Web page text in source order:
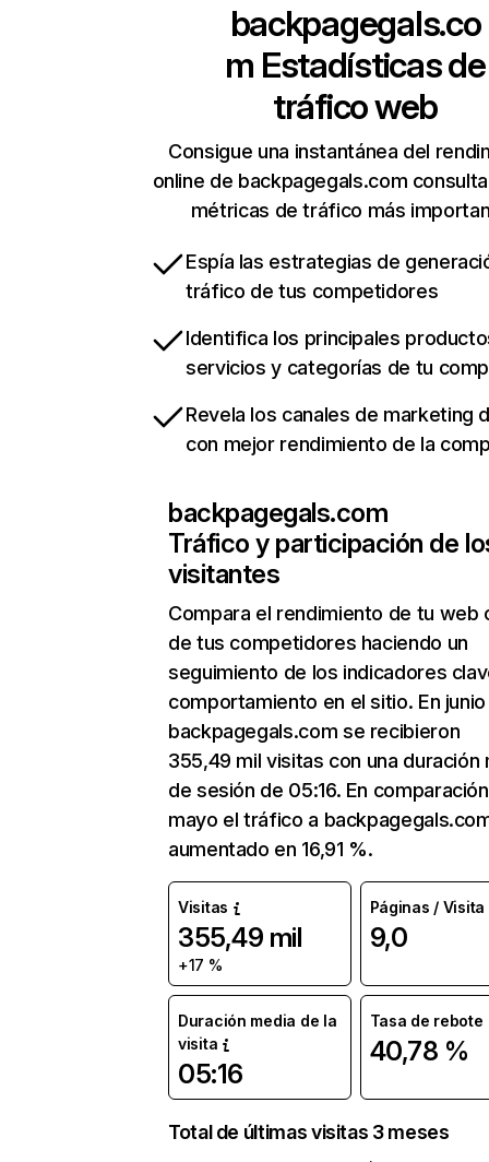
backpagegals.co
m Estadísticas de
tráfico web
Consigue una instantánea del
online de backpagegals.com
métricas de tráfico más
Espía las estrategias de
tráfico de tus competidores
Identifica los principales
servicios y categorías de tu
Revela los canales de marketing
con mejor rendimiento de la
backpagegals.com
Tráfico y participación de
visitantes
Compara el rendimiento de tu web
de tus competidores haciendo un
seguimiento de los indicadores
comportamiento en el sitio. En junio
backpagegals.com se recibieron
355,49 mil visitas con una duración
de sesión de 05:16. En
mayo el tráfico a
aumentado en 16,91 %.
Visitas
355,49 mil
+17 %
Páginas / Visita
9,0
Duración media de la
visita
05:16
Tasa de rebote
40,78 %
Total de últimas visitas 3 meses